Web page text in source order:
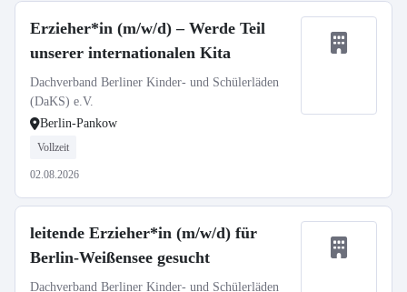
Erzieher*in (m/w/d) – Werde Teil
unserer internationalen Kita
Dachverband Berliner Kinder- und Schülerläden
(DaKS) e.V.
Berlin-Pankow
Vollzeit
02.08.2026
leitende Erzieher*in (m/w/d) für
Berlin-Weißensee gesucht
Dachverband Berliner Kinder- und Schülerläden